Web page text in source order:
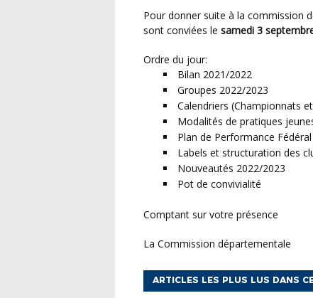
Pour donner suite à la commission départementale qui se tiendra le 31/08 les sections futsal
sont conviées le samedi 3
Ordre du jour:
Bilan 2021/2022
Groupes 2022/2023
Calendriers (Championnats
Modalités de pratiques
Plan de Performance
Labels et structuration des
Nouveautés 2022/2023
Pot de convivialité
Comptant sur votre présence
La Commission départementale
ARTICLES LES PLUS LUS DANS